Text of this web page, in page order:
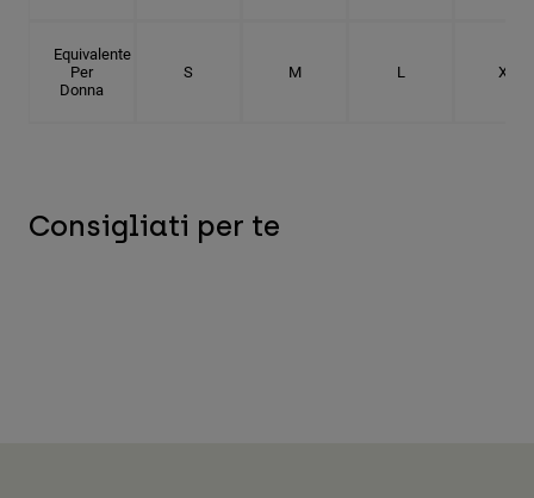
Equivalente
Per
Donna
S M L XL
Consigliati per te